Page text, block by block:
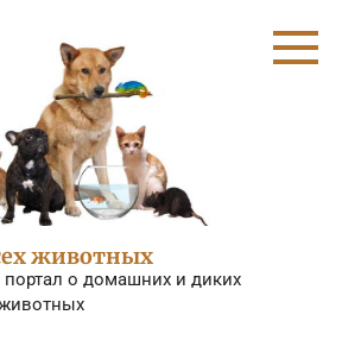
животных
о домашних и диких